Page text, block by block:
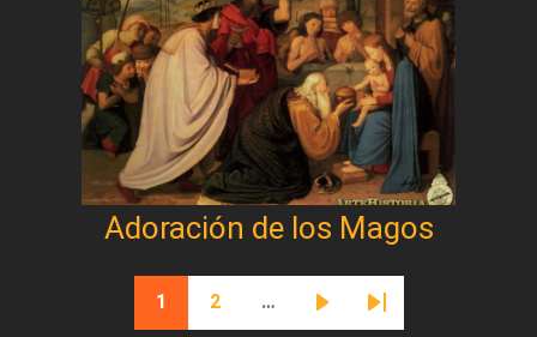
Adoración de los Magos
Paginación
Página actual
1
Página
2 …
Siguiente página
Última página